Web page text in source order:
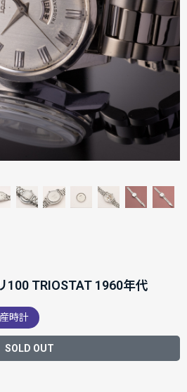
100 TRIOSTAT 1960年代
時計
SOLD OUT